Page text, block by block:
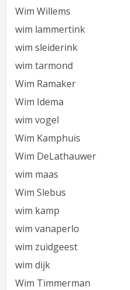
Wim Willems
wim lammertink
wim sleiderink
wim tarmond
Wim Ramaker
Wim Idema
wim vogel
Wim Kamphuis
Wim DeLathauwer
wim maas
Wim Slebus
wim kamp
wim vanaperlo
wim zuidgeest
wim dijk
Wim Timmerman